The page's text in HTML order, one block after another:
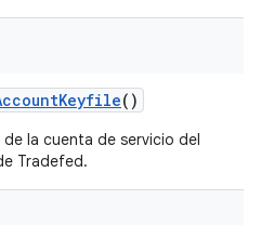
Keyfile()
la cuenta de servicio del
Tradefed.